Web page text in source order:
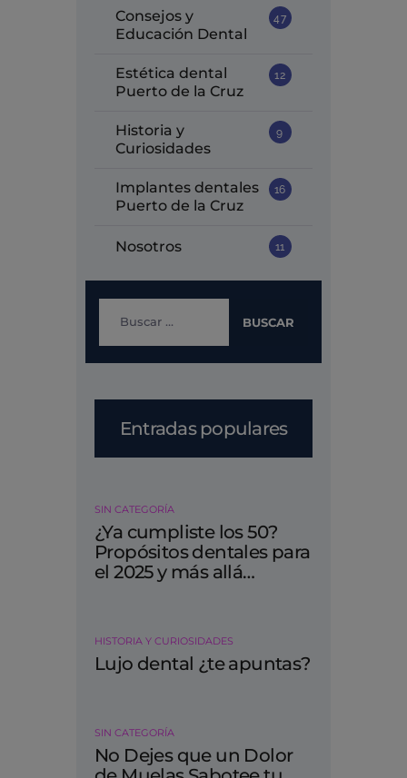
Consejos y
Educación Dental
47
Estética dental
Puerto de la Cruz
12
Historia y
Curiosidades
9
Implantes dentales
Puerto de la Cruz
16
Nosotros 11
Entradas populares
SIN CATEGORÍA
¿Ya cumpliste los 50?
Propósitos dentales para
el 2025 y más allá…
HISTORIA Y CURIOSIDADES
Lujo dental ¿te apuntas?
SIN CATEGORÍA
No Dejes que un Dolor